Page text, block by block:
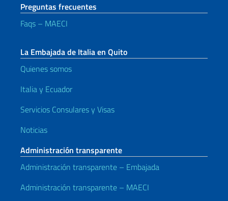
Preguntas frecuentes
Faqs – MAECI
La Embajada de Italia en Quito
Quienes somos
Italia y Ecuador
Servicios Consulares y Visas
Noticias
Administración transparente
Administración transparente – Embajada
Administración transparente – MAECI